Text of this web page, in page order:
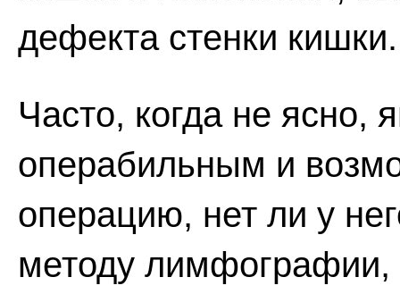
дефекта стенки кишки.
Часто, когда не ясно,
операбильным и
операцию, нет ли у
методу лимфографии,